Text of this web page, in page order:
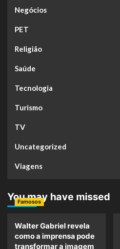
Negócios
PET
Religião
Saúde
Tecnologia
Turismo
TV
Uncategorized
Viagens
You may have missed
Famosos
Walter Gabriel revela
como a imprensa pode
transformar a imagem